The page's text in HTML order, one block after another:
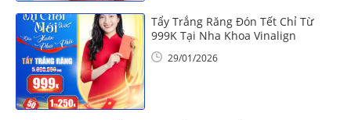
Tẩy Trắng Răng Đón Tết Chỉ Từ
999K Tại Nha Khoa Vinalign
29/01/2026